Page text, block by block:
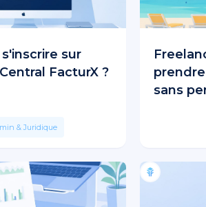
sur
FacturX ?
& Juridique
sans